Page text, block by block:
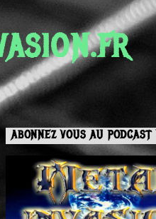
ABONNEZ VOUS AU PODCAST